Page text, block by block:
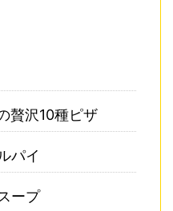
贅沢10種ピザ
パイ
ープ